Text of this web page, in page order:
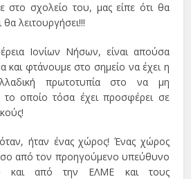
στο σχολείο του, μας είπε ότι θα
λειτουργήσει!!!
Ιονίων Νήσων, είναι απούσα
και φτάνουμε στο σημείο να έχει η
πρωτοτυπία στο να μη
το οποίο τόσα έχει προσφέρει σε
ήταν ένας χώρος! Ένας χώρος
από τον προηγούμενο υπεύθυνο
και από την ΕΛΜΕ και τους